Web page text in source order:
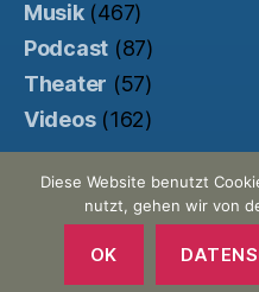
Musik(467)
Podcast (87)
Theater (57)
Videos(162)
© 2026Der
Made with ♥ by Pretty
Unterstützt von der
Kinowebsite
Diese Website benutzt
nutzt, gehen wir von
OK